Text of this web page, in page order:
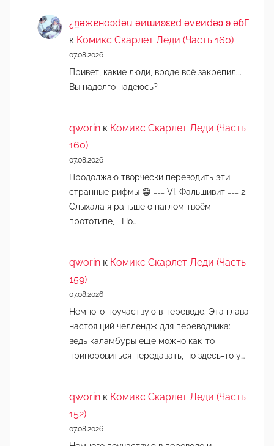
¿n̯ǝжɐноɔdǝu ǝиɯиʚεɐd ǝvɐиdǝɔ ʚ ǝɓГ
к Комикс Скарлет Леди (Часть 160)
07.08.2026
Привет, какие люди, вроде всё закрепил...
Вы надолго надеюсь?
qworin к Комикс Скарлет Леди (Часть
160)
07.08.2026
Продолжаю творчески переводить эти
странные рифмы 😁 === VI. Фальшивит === 2.
Слыхала я раньше о наглом твоём
прототипе, Но…
qworin к Комикс Скарлет Леди (Часть
159)
07.08.2026
Немного поучаствую в переводе. Эта глава
настоящий челлендж для переводчика:
ведь каламбуры ещё можно как-то
приноровиться передавать, но здесь-то у…
qworin к Комикс Скарлет Леди (Часть
152)
07.08.2026